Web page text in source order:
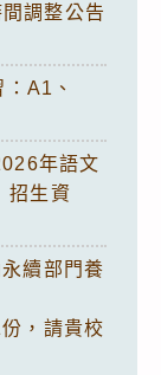
調整公告
A1、
年語文
招生資
續部門養
，請貴校